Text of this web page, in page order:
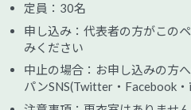
定員：30名
申し込み：代表者の方がこの
みください
中止の場合：お申し込みの方
パンSNS(Twitter・Facebook